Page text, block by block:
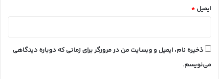
ایمیل *
ذخیره نام، ایمیل و وبسایت من در مرورگر برای زمانی که دوباره دیدگاهی
می‌نویسم.